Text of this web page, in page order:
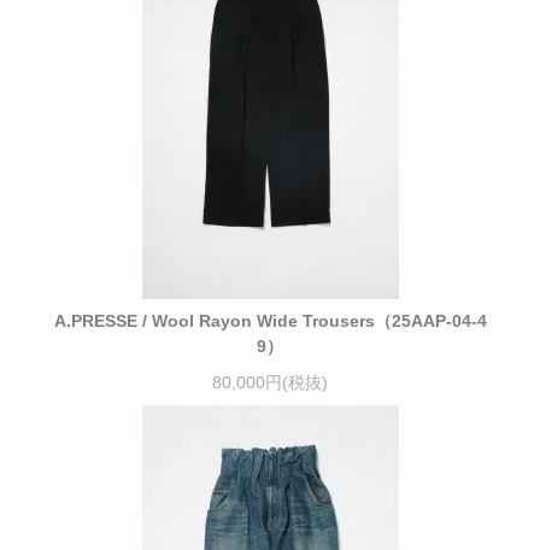
A.PRESSE / Wool Rayon Wide Trousers（25AAP-04-4
9）
80,000円(税抜)